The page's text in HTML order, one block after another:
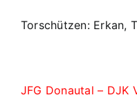
Torschützen: Erkan,
JFG Donautal – DJK